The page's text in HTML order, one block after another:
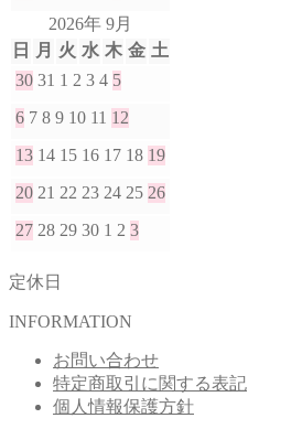
2026年 9月
日
月 火 水 木 金 土
30 31 1 2 3 4 5
6 7 8 9 10 11 12
13 14 15 16 17 18 19
20 21 22 23 24 25 26
27 28 29 30 1 2 3
定休日
INFORMATION
お問い合わせ
特定商取引に関する表記
個人情報保護方針